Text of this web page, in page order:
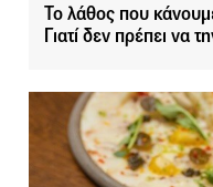
Το λάθος που
Γιατί δεν πρέπει να